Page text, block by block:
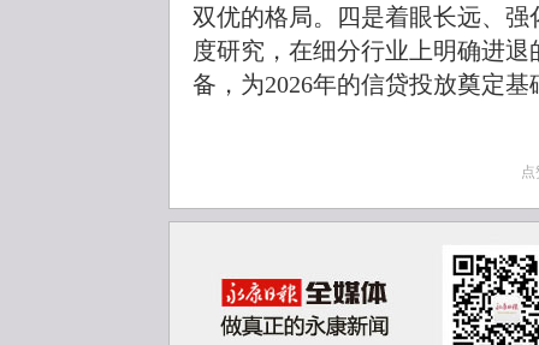
双优的格局。四是着眼长远、
度研究，在细分行业上明确进
备，为2026年的信贷投放奠定基
点